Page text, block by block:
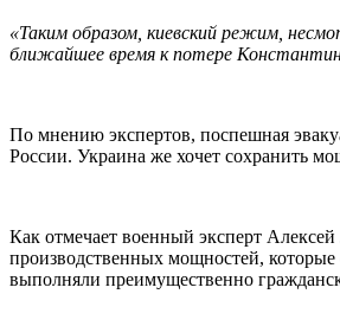
«Таким образом, киевский режим,
ближайшее время к потере
По мнению экспертов, поспешная
России. Украина же хочет сохранить
Как отмечает военный эксперт
производственных мощностей,
выполняли преимущественно